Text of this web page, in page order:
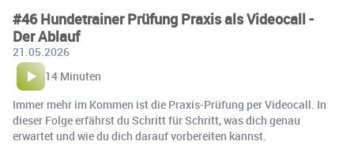
#46 Hundetrainer Prüfung Praxis als Videocall -
Der Ablauf
21.05.2026
14 Minuten
Immer mehr im Kommen ist die Praxis-Prüfung per Videocall. In
dieser Folge erfährst du Schritt für Schritt, was dich genau
erwartet und wie du dich darauf vorbereiten kannst.